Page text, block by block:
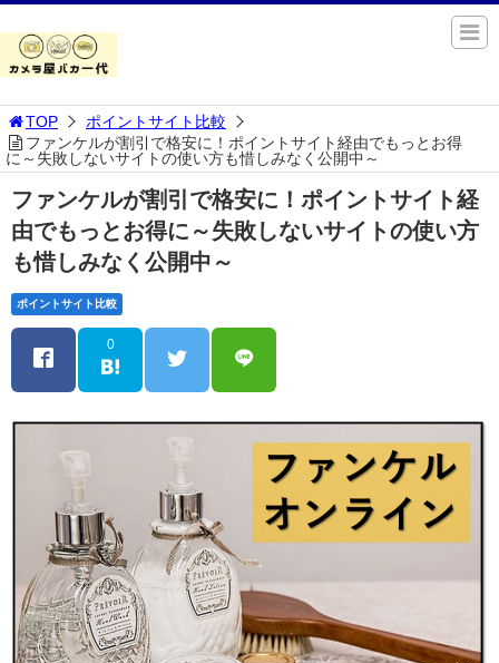
TOP
ポイントサイト比較
ファンケルが割引で格安に！ポイントサイト経由でもっとお得
に～失敗しないサイトの使い方も惜しみなく公開中～
ファンケルが割引で格安に！ポイントサイト経
由でもっとお得に～失敗しないサイトの使い方
も惜しみなく公開中～
ポイントサイト比較
0